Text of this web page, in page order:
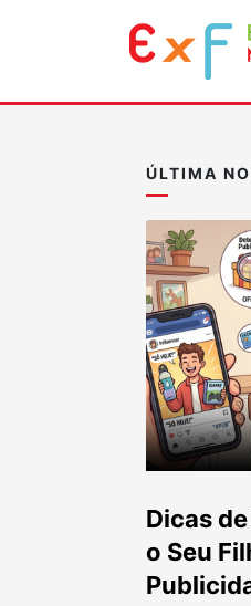
ÚLTIMA
Dicas
o Seu